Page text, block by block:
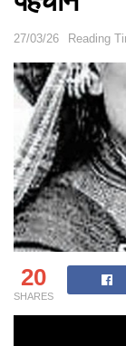
27/03/26 Reading
20
SHARES